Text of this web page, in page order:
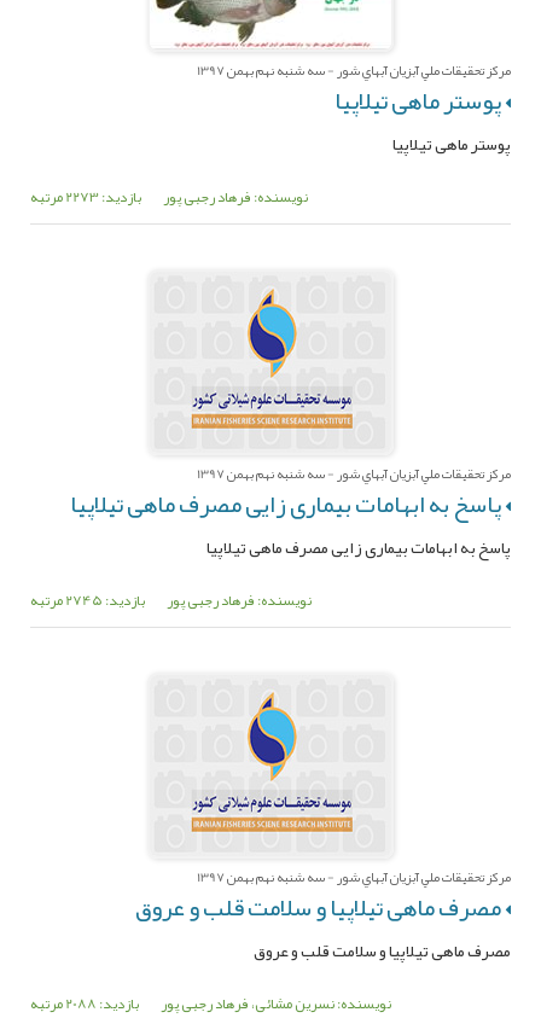
مرکز تحقيقات ملي آبزيان آبهاي شور - سه شنبه نهم بهمن 1397
پوستر ماهی تیلاپیا
پوستر ماهی تیلاپیا
نویسنده: فرهاد رجبی پور بازدید: 2273 مرتبه
مرکز تحقيقات ملي آبزيان آبهاي شور - سه شنبه نهم بهمن 1397
پاسخ به ابهامات بیماری زایی مصرف ماهی تیلاپیا
پاسخ به ابهامات بیماری زایی مصرف ماهی تیلاپیا
نویسنده: فرهاد رجبی پور بازدید: 2745 مرتبه
مرکز تحقيقات ملي آبزيان آبهاي شور - سه شنبه نهم بهمن 1397
مصرف ماهی تیلاپیا و سلامت قلب و عروق
مصرف ماهی تیلاپیا و سلامت قلب و عروق
نویسنده: نسرین مشائی، فرهاد رجبی پور بازدید: 2088 مرتبه